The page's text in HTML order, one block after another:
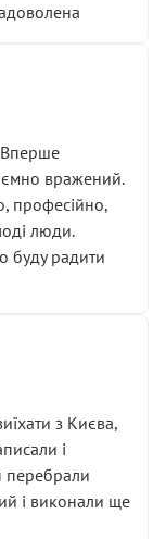
Вперше
вражений.
професійно,
люди.
буду радити
з Києва,
і
перебрали
і виконали ще